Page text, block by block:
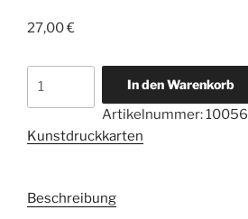
27,00€
der
In den Warenkorb
Artikelnummer:10056
Kunstdruckkarten
Beschreibung